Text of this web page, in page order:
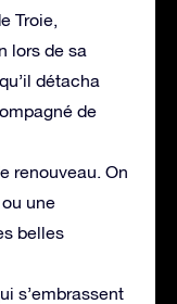
Troie,
lors de sa
détacha
de
renouveau. On
une
belles
s’embrassent